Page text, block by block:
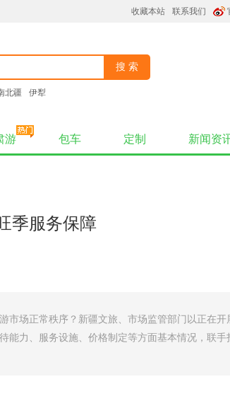
收藏本站 联系我们
北疆 伊犁
游 包车 定制 新闻资
季服务保障
场正常秩序？新疆文旅、市场监管部门以正在
力、服务设施、价格制定等方面基本情况，联手